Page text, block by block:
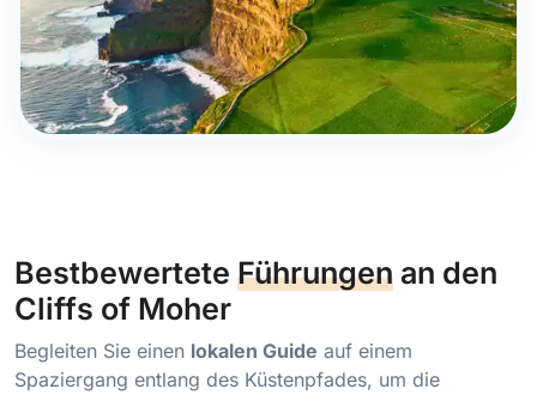
Bestbewertete Führungen an den
Cliffs of Moher
Begleiten Sie einen lokalen Guide auf einem
Spaziergang entlang des Küstenpfades, um die